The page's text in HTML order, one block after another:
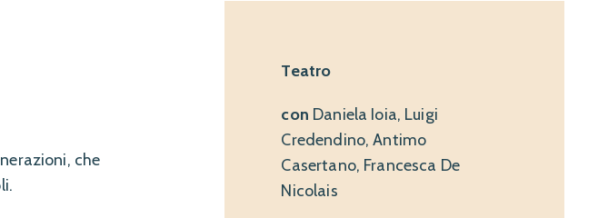
che
Teatro
con Daniela Ioia, Luigi
Credendino, Antimo
Casertano, Francesca De
Nicolais